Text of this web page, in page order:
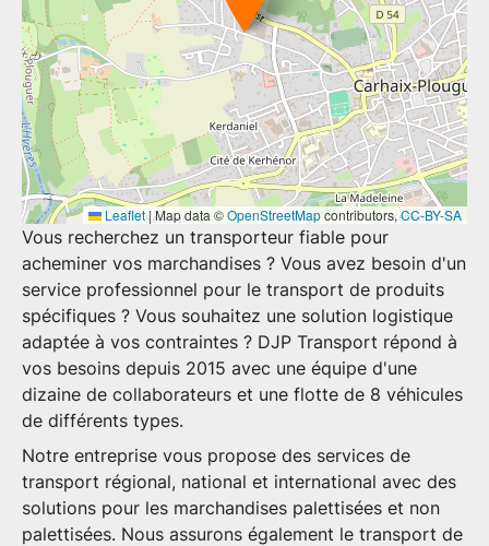
Leaflet|Map data ©OpenStreetMapcontributors,CC-BY-SA
Vous recherchez un transporteur fiable pour
acheminer vos marchandises ? Vous avez besoin d'un
service professionnel pour le transport de produits
spécifiques ? Vous souhaitez une solution logistique
adaptée à vos contraintes ? DJP Transport répond à
vos besoins depuis 2015 avec une équipe d'une
dizaine de collaborateurs et une flotte de 8 véhicules
de différents types.
Notre entreprise vous propose des services de
transport régional, national et international avec des
solutions pour les marchandises palettisées et non
palettisées. Nous assurons également le transport de